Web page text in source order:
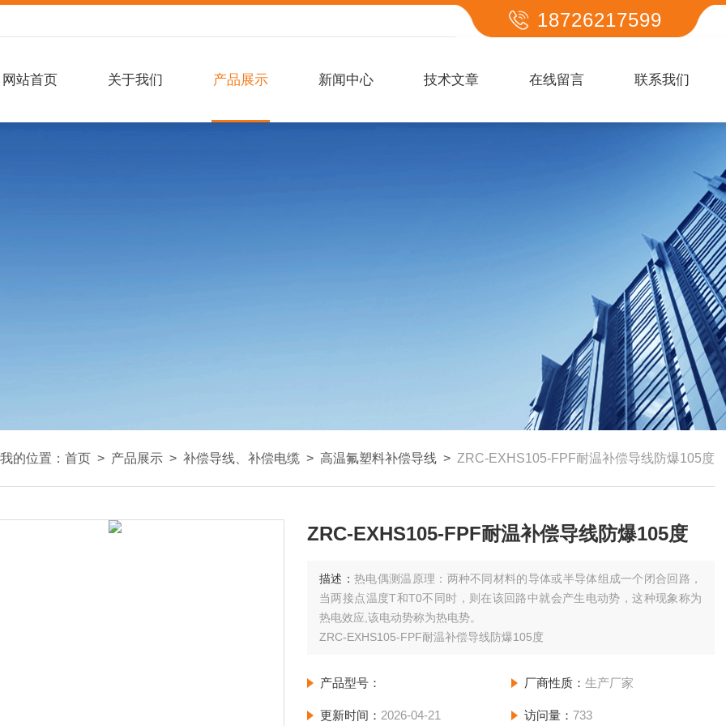
18726217599
网站首页 关于我们 产品展示 新闻中心 技术文章 在线留言 联系我们
我的位置： 首页 > 产品展示 > 补偿导线、补偿电缆 > 高温氟塑料补偿导线 > ZRC-EXHS105-FPF耐温补偿导线防爆105度
ZRC-EXHS105-FPF耐温补偿导线防爆105度
描述：热电偶测温原理：两种不同材料的导体或半导体组成一个闭合回路，
当两接点温度T和T0不同时，则在该回路中就会产生电动势，这种现象称为
热电效应,该电动势称为热电势。
ZRC-EXHS105-FPF耐温补偿导线防爆105度
产品型号： 厂商性质： 生产厂家
更新时间： 2026-04-21 访问量： 733